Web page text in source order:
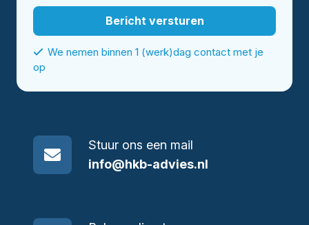
We nemen binnen 1 (werk)dag contact met je
op
Stuur ons een mail
info@hkb-advies.nl